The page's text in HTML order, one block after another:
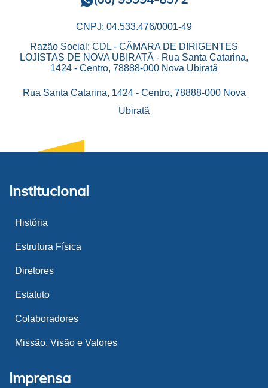
CNPJ: 04.533.476/0001-49
Razão Social: CDL - CÂMARA DE DIRIGENTES
LOJISTAS DE NOVA UBIRATÃ - Rua Santa Catarina,
1424 - Centro, 78888-000 Nova Ubiratã
Rua Santa Catarina, 1424 - Centro, 78888-000 Nova
Ubiratã
Institucional
História
Estrutura Física
Diretores
Estatuto
Colaboradores
Missão, Visão e Valores
Imprensa